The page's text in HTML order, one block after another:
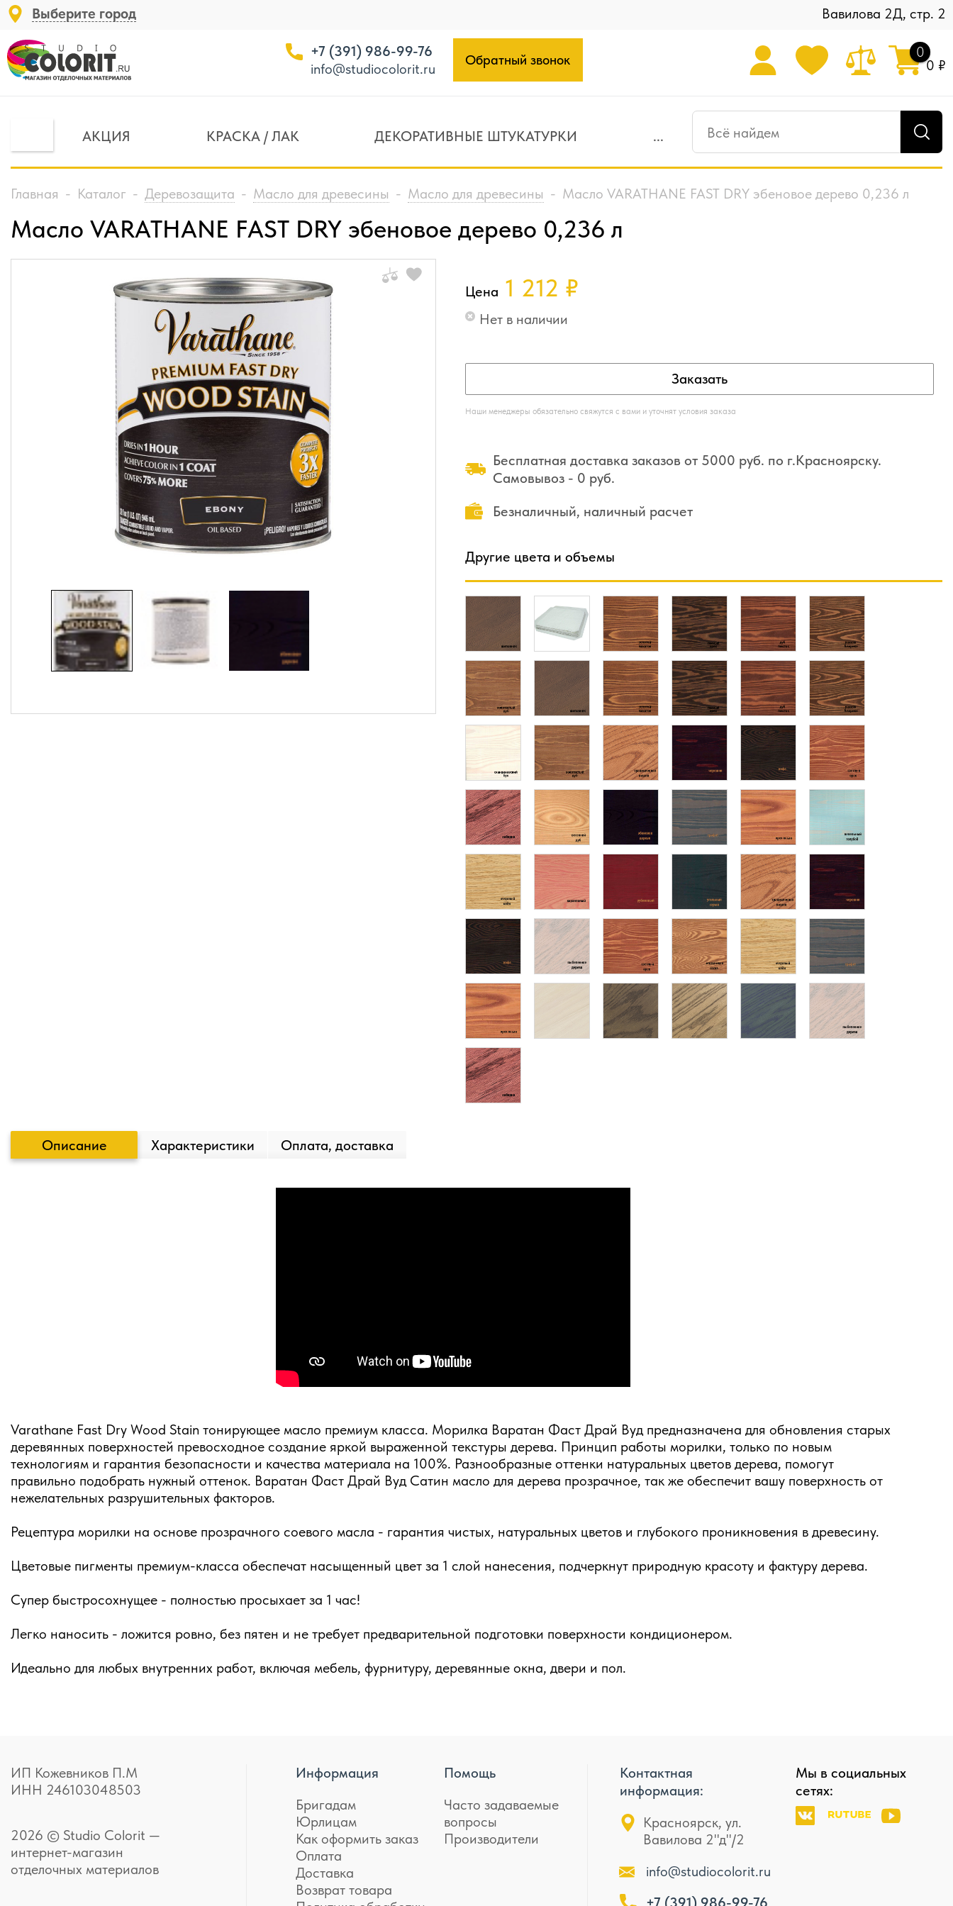
Выберите город Вавилова 2Д, стр. 2
+7 (391) 986-99-76
info@studiocolorit.ru
Обратный звонок 0
0 ₽
АКЦИЯ КРАСКА / ЛАК ДЕКОРАТИВНЫЕ ШТУКАТУРКИ ...
Главная - Каталог - Деревозащита - Масло для древесины - Масло для древесины - Масло VARATHANE FAST DRY эбеновое дерево 0,236 л
Масло VARATHANE FAST DRY эбеновое дерево 0,236 л
Цена 1 212 ₽
Нет в наличии
Заказать
Наши менеджеры обязательно свяжутся с вами и уточнят условия заказа
Бесплатная доставка заказов от 5000 руб. по г.Красноярску.
Самовывоз - 0 руб.
Безналичный, наличный расчет
Другие цвета и объемы
Описание Характеристики Оплата, доставка
Varathane Fast Dry Wood Stain тонирующее масло премиум класса. Морилка Варатан Фаст Драй Вуд предназначена для обновления старых
деревянных поверхностей превосходное создание яркой выраженной текстуры дерева. Принцип работы морилки, только по новым
технологиям и гарантия безопасности и качества материала на 100%. Разнообразные оттенки натуральных цветов дерева, помогут
правильно подобрать нужный оттенок. Варатан Фаст Драй Вуд Сатин масло для дерева прозрачное, так же обеспечит вашу поверхность от
нежелательных разрушительных факторов.
Рецептура морилки на основе прозрачного соевого масла - гарантия чистых, натуральных цветов и глубокого проникновения в древесину.
Цветовые пигменты премиум-класса обеспечат насыщенный цвет за 1 слой нанесения, подчеркнут природную красоту и фактуру дерева.
Супер быстросохнущее - полностью просыхает за 1 час!
Легко наносить - ложится ровно, без пятен и не требует предварительной подготовки поверхности кондиционером.
Идеально для любых внутренних работ, включая мебель, фурнитуру, деревянные окна, двери и пол.
ИП Кожевников П.М
ИНН 246103048503
2026 © Studio Colorit —
интернет-магазин
отделочных материалов
Информация
Бригадам
Юрлицам
Как оформить заказ
Оплата
Доставка
Возврат товара
Помощь
Часто задаваемые
вопросы
Производители
Контактная
информация:
Красноярск, ул.
Вавилова 2"д"/2
info@studiocolorit.ru
+7 (391) 986-99-76
Мы в социальных
сетях: